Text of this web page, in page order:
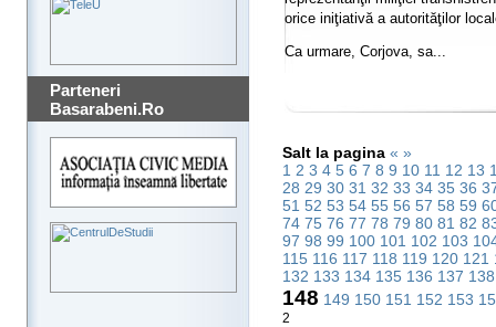
Parteneri
Basarabeni.Ro
orice iniţiativă a autorităţilor
Ca urmare, Corjova, sa...
Salt la pagina « »
1 2 3 4 5 6 7 8 9 10 11 12 13
28 29 30 31 32 33 34 35 36
51 52 53 54 55 56 57 58 59
74 75 76 77 78 79 80 81 82
97 98 99 100 101 102 103
115 116 117 118 119 120 121
132 133 134 135 136 137
148 149 150 151 152 153
2